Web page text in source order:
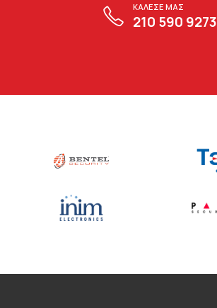
ΚΑΛΕΣΕ ΜΑΣ
210 590 9273